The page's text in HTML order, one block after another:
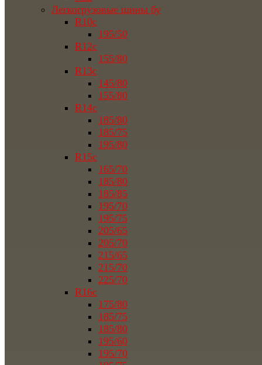
Легкогрузовые шины бу
R10c
195/50
R12c
155/80
R13c
145/80
155/80
R14c
185/80
185/75
195/80
R15c
165/70
185/80
185/85
195/70
195/75
205/65
205/70
215/65
215/70
225/70
R16c
175/80
185/75
185/80
195/60
195/70